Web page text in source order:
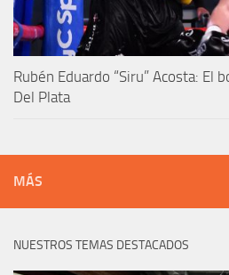
Rubén Eduardo “Siru” Acosta: El
Del Plata
MÁS
NUESTROS TEMAS DESTACADOS